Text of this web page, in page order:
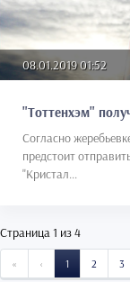
08.01.2019 01:52
"Тоттенхэм"
Согласно
предстоит
"Кристал...
Страница 1 из 4
« START‹ PREVIOUS
1 2 3